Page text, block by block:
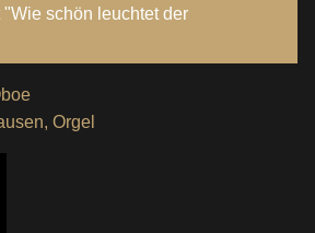
schön leuchtet der
Orgel